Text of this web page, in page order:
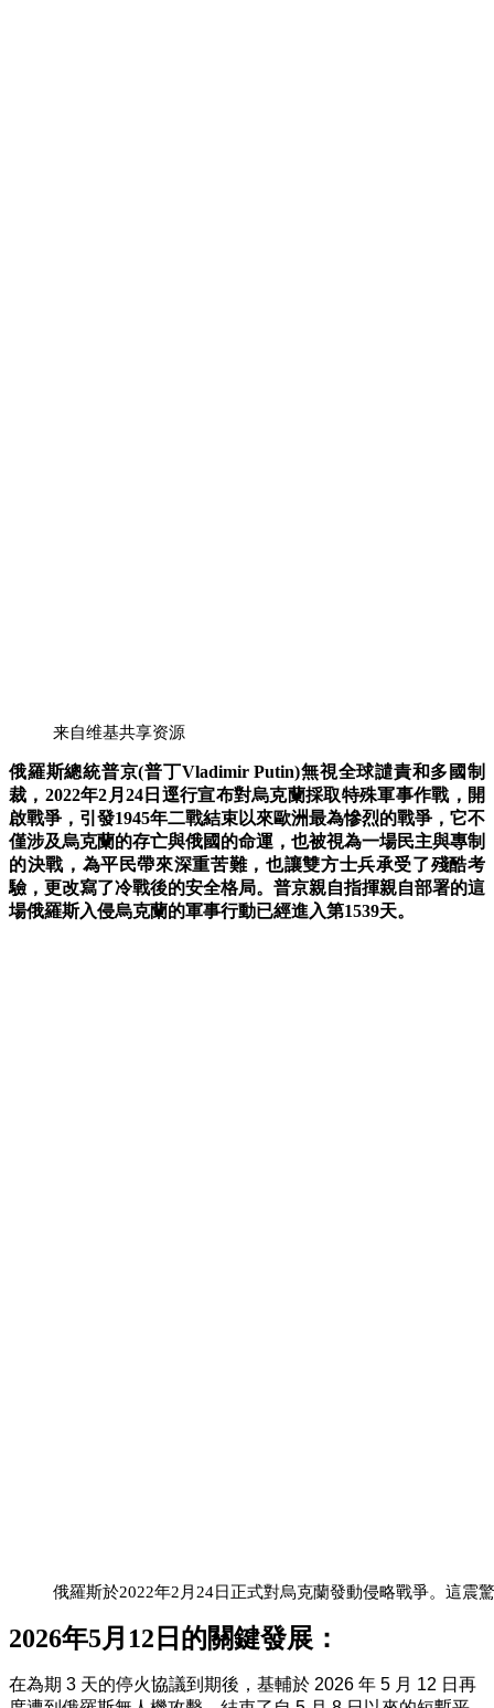
来自维基共享资源
俄羅斯總統普京(普丁Vladimir Putin)無視全球譴責和多國制
裁，2022年2月24日逕行宣布對烏克蘭採取特殊軍事作戰，開
啟戰爭，引發1945年二戰結束以來歐洲最為慘烈的戰爭，它不
僅涉及烏克蘭的存亡與俄國的命運，也被視為一場民主與專制
的決戰， 為平民帶來深重苦難，也讓雙方士兵承受了殘酷考
驗，更改寫了冷戰後的安全格局。 普京親自指揮親自部署的這
場俄羅斯入侵烏克蘭的軍事行動已經進入第1539天。
俄羅斯於2022年2月24日正式對烏克蘭發動侵略戰爭。這震
2026年5月12日 的關鍵發展：
在為期 3 天的停火協議到期後，基輔於 2026 年 5 月 12 日再